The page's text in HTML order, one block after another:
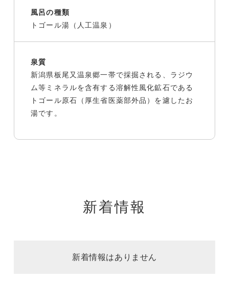
風呂の種類
トゴール湯（人工温泉）
泉質
新潟県板尾又温泉郷一帯で採掘される、ラジウ
ム等ミネラルを含有する溶解性風化鉱石である
トゴール原石（厚生省医薬部外品）を濾したお
湯です。
新着情報
新着情報はありません